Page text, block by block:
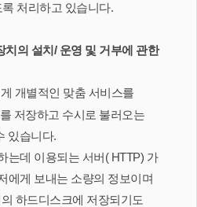
처리하고 있습니다.
치의 설치/ 운영 및 거부에 관한
개별적인 맞춤 서비스를
저장하고 수시로 불러오는
있습니다.
는데 이용되는 서버( HTTP) 가
에게 보내는 소량의 정보이며
하드디스크에 저장되기도